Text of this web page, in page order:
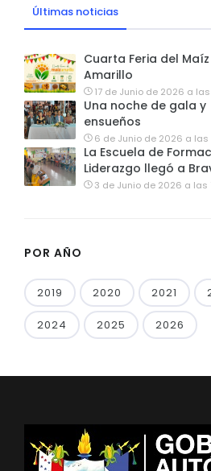
Últimas noticias
Cuarta Feria del Maíz
Amarillo
17 de Junio de 2026 a las
Una noche de gala y
ensueños
6 de Junio de 2026 a las
La Escuela de
Liderazgo llegó a
3 de Junio de 2026 a las
POR AÑO
2019 2020 2021
2024 2025 2026